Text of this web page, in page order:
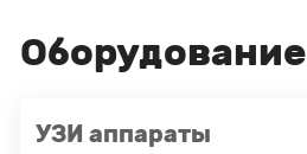
Наркозные аппараты
Мониторы пациента
Оборудование
УЗИ аппараты